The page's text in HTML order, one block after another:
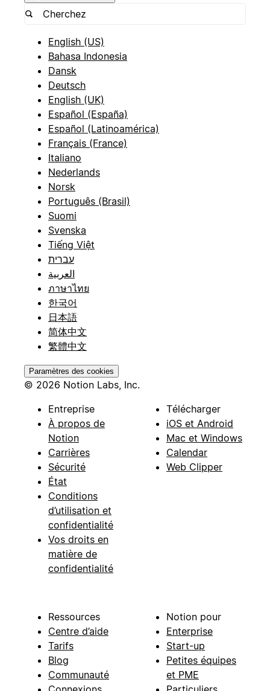
English (US)
Bahasa Indonesia
Dansk
Deutsch
English (UK)
Español (España)
Español (Latinoamérica)
Français (France)
Italiano
Nederlands
Norsk
Português (Brasil)
Suomi
Svenska
Tiếng Việt
עברית
العربية
ภาษาไทย
한국어
日本語
简体中文
繁體中文
Paramètres des cookies
© 2026 Notion Labs, Inc.
Entreprise
À propos de
Notion
Carrières
Sécurité
État
Conditions
d’utilisation et
confidentialité
Vos droits en
matière de
confidentialité
Télécharger
iOS et Android
Mac et Windows
Calendar
Web Clipper
Ressources
Centre d’aide
Tarifs
Blog
Communauté
Notion pour
Enterprise
Start-up
Petites équipes
et PME